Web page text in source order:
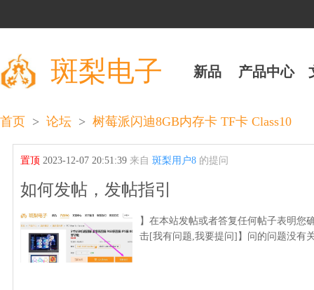
斑梨电子 新品 产品中心
首页 > 论坛 > 树莓派闪迪8GB内存卡 TF卡 Class10
置顶2023-12-07 20:51:39 来自斑梨用户8 的提问
如何发帖，发帖指引
】在本站发帖或者答复任何帖子表明您
击[我有问题,我要提问]】问的问题没有